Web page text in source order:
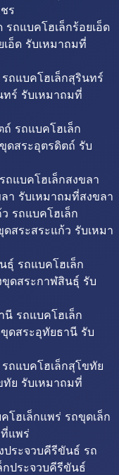
ร
รถแบคโฮเล็กร้อยเอ็ด
เอ็ด รับเหมาถมที่
ถแบคโฮเล็กสุรินทร์
ทร์ รับเหมาถมที่
รถแบคโฮเล็ก
ดสระอุตรดิตถ์ รับ
ถแบคโฮเล็กสงขลา
า รับเหมาถมที่สงขลา
รถแบคโฮเล็ก
สระสระแก้ว รับเหมา
ธุ์ รถแบคโฮเล็ก
ดสระกาฬสินธุ์ รับ
นี รถแบคโฮเล็ก
ดสระอุทัยธานี รับ
ถแบคโฮเล็กสุโขทัย
ทัย รับเหมาถมที่
โฮเล็กแพร่ รถขุดเล็ก
แพร่
ประจวบคีรีขันธ์ รถ
กประจวบคีรีขันธ์